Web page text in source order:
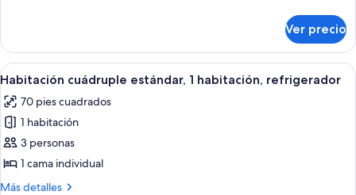
o
individuales,
refrigerador
estándar
con
1
matrimonial
o
individuales,
refrigerador
Ver precio
Abrir
todas
las
fotos
de
Habitación
cuádruple
Un dormitorio con una cama, una
4
Habitación cuádruple estándar, 1 habitación, refrigerador
70 pies cuadrados
1 habitación
3 personas
1 cama individual
Más detalles
Más